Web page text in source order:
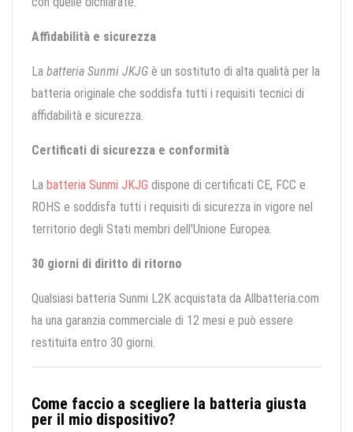
Affidabilità e sicurezza
La batteria Sunmi JKJG è un sostituto di alta qualità per la
batteria originale che soddisfa tutti i requisiti tecnici di
affidabilità e sicurezza.
Certificati di sicurezza e conformità
La batteria Sunmi JKJG dispone di certificati CE, FCC e
ROHS e soddisfa tutti i requisiti di sicurezza in vigore nel
territorio degli Stati membri dell'Unione Europea.
30 giorni di diritto di ritorno
Qualsiasi batteria Sunmi L2K acquistata da Allbatteria.com
ha una garanzia commerciale di 12 mesi e può essere
restituita entro 30 giorni.
Come faccio a scegliere la batteria giusta
per il mio dispositivo?